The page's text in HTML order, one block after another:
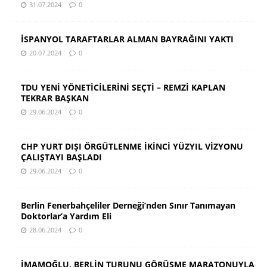
31.07.2024 0
İSPANYOL TARAFTARLAR ALMAN BAYRAĞINI YAKTI
20.07.2024 0
TDU YENİ YÖNETİCİLERİNİ SEÇTİ – REMZİ KAPLAN
TEKRAR BAŞKAN
29.06.2024 0
CHP YURT DIŞI ÖRGÜTLENME İKİNCİ YÜZYIL VİZYONU
ÇALIŞTAYI BAŞLADI
29.06.2024 0
Berlin Fenerbahçeliler Derneği’nden Sınır Tanımayan
Doktorlar’a Yardım Eli
28.06.2024 0
İMAMOĞLU, BERLİN TURUNU GÖRÜŞME MARATONUYLA